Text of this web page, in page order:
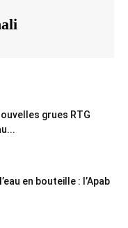
grues RTG
en bouteille : l’Apab